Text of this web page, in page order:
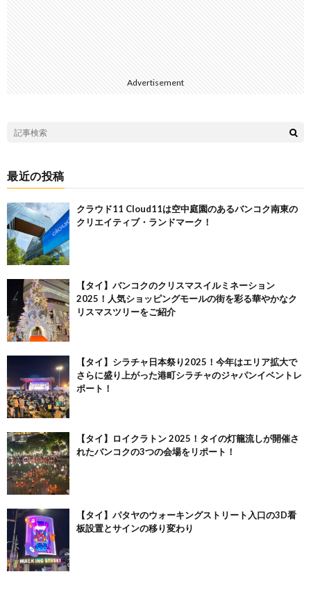
Advertisement
最近の投稿
クラウド11 Cloud11は空中庭園のあるバンコク南東の
クリエイティブ・ランドマーク！
【タイ】バンコクのクリスマスイルミネーション
2025！人気ショッピングモールの街を彩る華やかなク
リスマスツリーをご紹介
【タイ】シラチャ日本祭り2025！今年はエリア拡大で
さらに盛り上がった港町シラチャのジャパンイベントレ
ポート！
【タイ】ロイクラトン 2025！タイの灯籠流しが開催さ
れたバンコクの3つの会場をリポート！
【タイ】パタヤのウォーキングストリート入口の3D看
板設置とサインの移り変わり